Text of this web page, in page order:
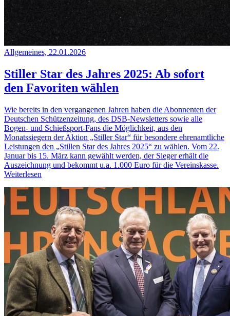
Allgemeines, 22.01.2026
Stiller Star des Jahres 2025: Ab sofort
den Favoriten wählen
Wie bereits in den vergangenen Jahren haben die Abonnenten der
Deutschen Schützenzeitung, des DSB-Newsletters sowie alle
Bogen- und Schießsport-Fans die Möglichkeit, aus den
Monatssiegern der Aktion „Stiller Star“ für besondere ehrenamtliche
Leistungen den „Stillen Star des Jahres 2025“ zu wählen. Vom 22.
Januar bis 15. März kann gewählt werden, der Sieger erhält die
Auszeichnung und bekommt u.a. 1.000 Euro für die Vereinskasse.
Weiterlesen